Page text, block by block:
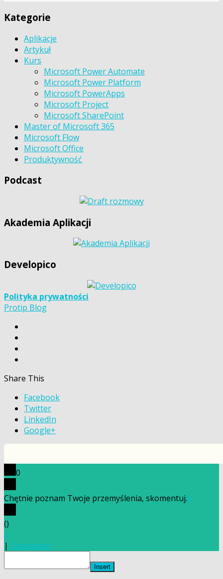
Kategorie
Aplikacje
Artykuł
Kurs
Microsoft Power Automate
Microsoft Power Platform
Microsoft PowerApps
Microsoft Project
Microsoft SharePoint
Master of Microsoft 365
Microsoft Flow
Microsoft Office
Produktywność
Podcast
Akademia Aplikacji
Developico
Polityka prywatności
Protip Blog
Share This
Facebook
Twitter
LinkedIn
Google+
0
Chętnie poznam Twoje przemyślenia, skomentuj.x
()
x
| Odpowiedz
Insert